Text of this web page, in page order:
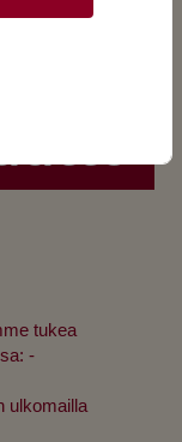
tukea
-
ulkomailla